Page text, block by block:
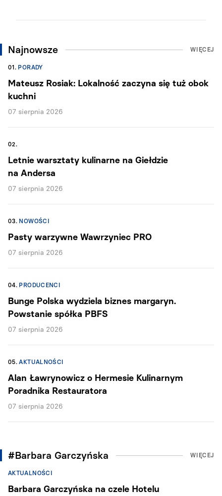
Najnowsze WIĘCEJ
01. PORADY
Mateusz Rosiak: Lokalność zaczyna się tuż obok
kuchni
07 sierpnia 2026
02.
Letnie warsztaty kulinarne na Giełdzie
na Andersa
07 sierpnia 2026
03. NOWOŚCI
Pasty warzywne Wawrzyniec PRO
07 sierpnia 2026
04. PRODUCENCI
Bunge Polska wydziela biznes margaryn.
Powstanie spółka PBFS
07 sierpnia 2026
05. AKTUALNOŚCI
Alan Ławrynowicz o Hermesie Kulinarnym
Poradnika Restauratora
07 sierpnia 2026
#Barbara Garczyńska WIĘCEJ
AKTUALNOŚCI
Barbara Garczyńska na czele Hotelu